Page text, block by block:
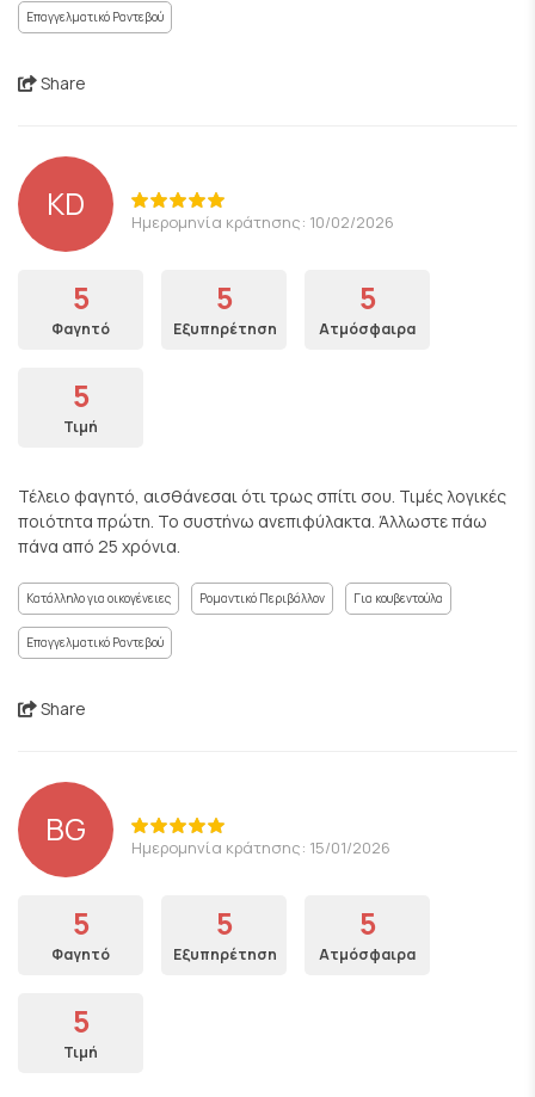
Επαγγελματικό Ραντεβού
Share
KD Ημερομηνία κράτησης: 10/02/2026
5
Φαγητό
5
Εξυπηρέτηση
5
Ατμόσφαιρα
5
Τιμή
Τέλειο φαγητό, αισθάνεσαι ότι τρως σπίτι σου. Τιμές λογικές
ποιότητα πρώτη. Το συστήνω ανεπιφύλακτα. Άλλωστε πάω
πάνα από 25 χρόνια.
Κατάλληλο για οικογένειες Ρομαντικό Περιβάλλον Για κουβεντούλα
Επαγγελματικό Ραντεβού
Share
BG Ημερομηνία κράτησης: 15/01/2026
5
Φαγητό
5
Εξυπηρέτηση
5
Ατμόσφαιρα
5
Τιμή